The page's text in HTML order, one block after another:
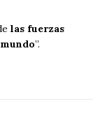
las fuerzas
”.